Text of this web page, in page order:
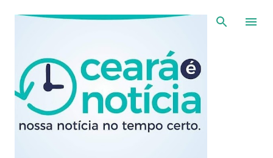
Pular para o conteúdo principal